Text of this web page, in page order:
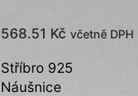
568.51 Kč včetně DPH
Stříbro 925
Náušnice